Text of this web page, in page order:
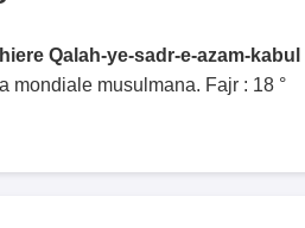
Qalah-ye-sadr-e-azam-kabul
mondiale musulmana. Fajr : 18 °